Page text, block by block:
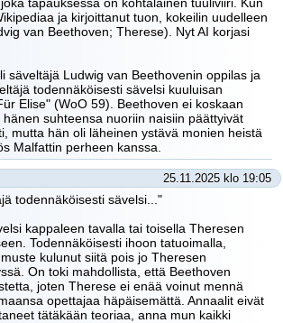
ja kirjoittanut tuon, kokeilin uudelleen
van Beethoven; Therese). Nyt AI korjasi
säveltäjä Ludwig van Beethovenin oppilas ja
todennäköisesti sävelsi kuuluisan
Elise" (WoO 59). Beethoven ei koskaan
hänen suhteensa nuoriin naisiin päättyivät
mutta hän oli läheinen ystävä monien heistä
Malfattin perheen kanssa.
25.11.2025 klo 19:05
todennäköisesti sävelsi..."
kappaleen tavalla tai toisella Theresen
Todennäköisesti ihoon tatuoimalla,
kulunut siitä pois jo Theresen
On toki mahdollista, että Beethoven
joten Therese ei enää voinut mennä
opettajaa häpäisemättä. Annaalit eivät
tätäkään teoriaa, anna mun kaikki